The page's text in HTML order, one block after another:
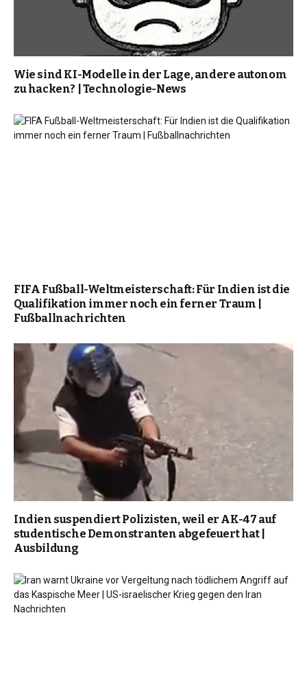
Wie sind KI-Modelle in der Lage, andere autonom
zu hacken? | Technologie-News
FIFA Fußball-Weltmeisterschaft: Für Indien ist die
Qualifikation immer noch ein ferner Traum |
Fußballnachrichten
Indien suspendiert Polizisten, weil er AK-47 auf
studentische Demonstranten abgefeuert hat |
Ausbildung